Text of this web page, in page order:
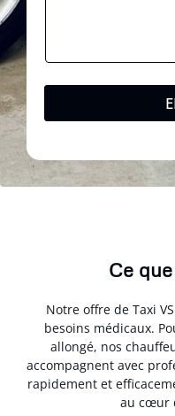
Ce
Notre offre de Taxi
besoins médicaux.
allongé, nos
accompagnent avec
rapidement et
au cœur